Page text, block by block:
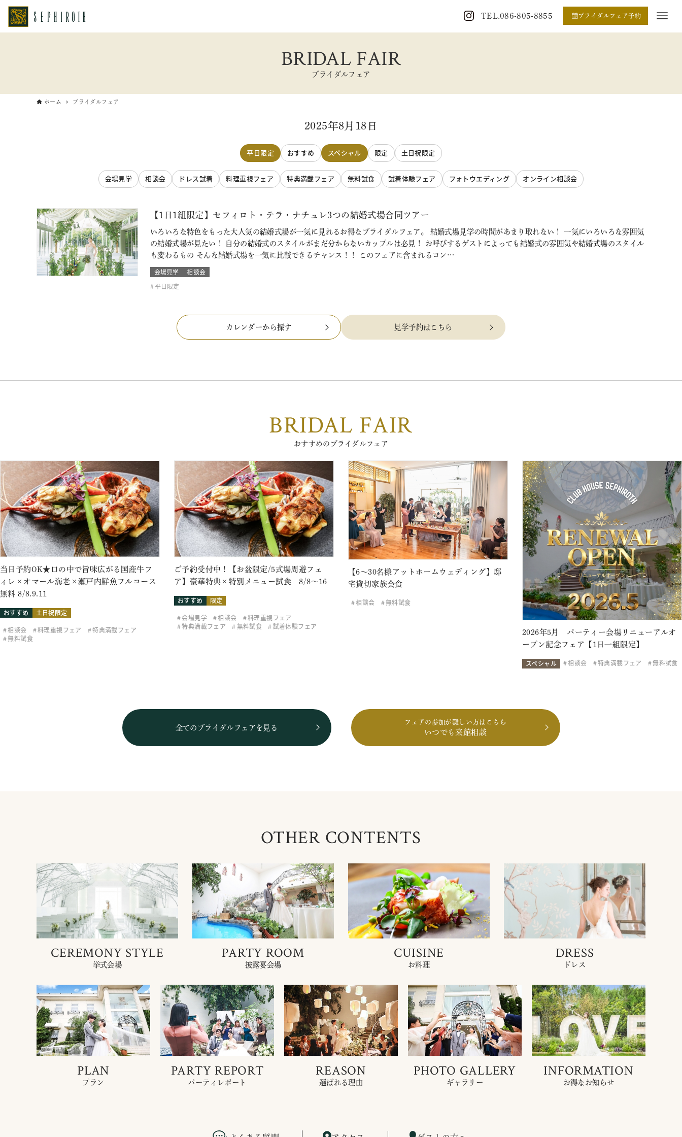
TEL.086-805-8855 ブライダルフェア予約
BRIDAL FAIR
ブライダルフェア
ホーム ブライダルフェア
2025年8月18日
平日限定 おすすめ スペシャル 限定 土日祝限定
会場見学 相談会 ドレス試着 料理重視フェア 特典満載フェア 無料試食 試着体験フェア フォトウエディング オンライン相談会
【1日1組限定】セフィロト・テラ・ナチュレ3つの結婚式場合同ツアー
いろいろな特色をもった大人気の結婚式場が一気に見れるお得なブライダルフェア。 結婚式場見学の時間があまり取れない！ 一気にいろいろな雰囲気
の結婚式場が見たい！ 自分の結婚式のスタイルがまだ分からないカップルは必見！ お呼びするゲストによっても結婚式の雰囲気や結婚式場のスタイル
も変わるもの そんな結婚式場を一気に比較できるチャンス！！ このフェアに含まれるコン…
会場見学
相談会
平日限定
カレンダーから探す 見学予約はこちら
BRIDAL FAIR
おすすめのブライダルフェア
当日予約OK★口の中で旨味広がる国産牛フ
ィレ×オマール海老×瀬戸内鮮魚フルコース
無料 8/8.9.11
おすすめ
土日祝限定
相談会
料理重視フェア
特典満載フェア
無料試食
ご予約受付中！【お盆限定/5式場周遊フェ
ア】豪華特典×特別メニュー試食 8/8～16
おすすめ
限定
会場見学
相談会
料理重視フェア
特典満載フェア
無料試食 試着体験フェア
【6～30名様アットホームウェディング】邸
宅貸切家族会食
相談会 無料試食
2026年5月 パーティー会場リニューアルオ
ープン記念フェア【1日一組限定】
スペシャル 相談会 特典満載フェア 無料試食
全てのブライダルフェアを見る
フェアの参加が難しい方はこちら
いつでも来館相談
OTHER CONTENTS
CEREMONY STYLE
挙式会場
PARTY ROOM
披露宴会場
CUISINE
お料理
DRESS
ドレス
PLAN
プラン
PARTY REPORT
パーティレポート
REASON
選ばれる理由
PHOTO GALLERY
ギャラリー
INFORMATION
お得なお知らせ